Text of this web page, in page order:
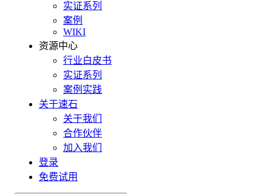
实证系列
案例
WIKI
资源中心
行业白皮书
实证系列
案例实践
关于速石
关于我们
合作伙伴
加入我们
登录
免费试用